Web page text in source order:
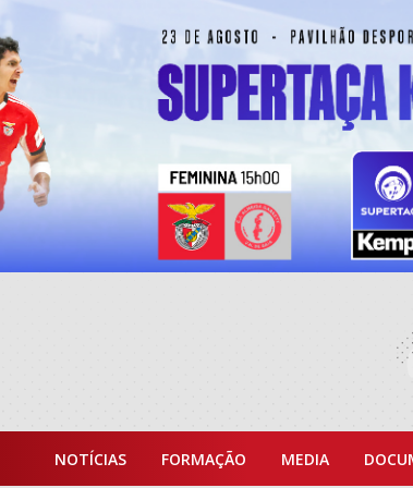
NOTÍCIAS FORMAÇÃO MEDIA